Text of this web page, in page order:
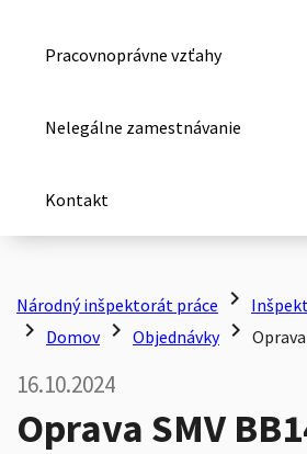
Pracovnoprávne vzťahy
Nelegálne zamestnávanie
Kontakt
Národný inšpektorát práce chevron_right
chevron_right Domov chevron_right Objednávky chevron_right Oprava
16.10.2024
Oprava SMV